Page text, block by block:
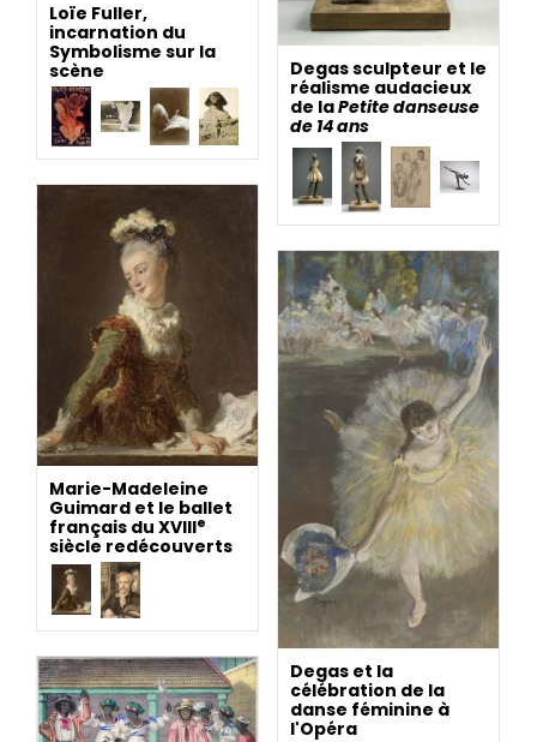
Loïe Fuller,
incarnation du
Symbolisme sur la
scène
Degas sculpteur et le
réalisme audacieux
de laPetite danseuse
de 14 ans
Marie-Madeleine
Guimard et le ballet
français du XVIIIe
siècle redécouverts
Degas et la
célébration de la
danse féminine à
l'Opéra